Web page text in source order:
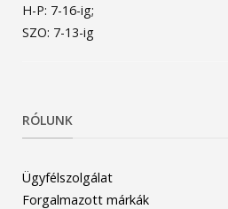
H-P: 7-16-ig;
SZO: 7-13-ig
RÓLUNK
Ügyfélszolgálat
Forgalmazott márkák